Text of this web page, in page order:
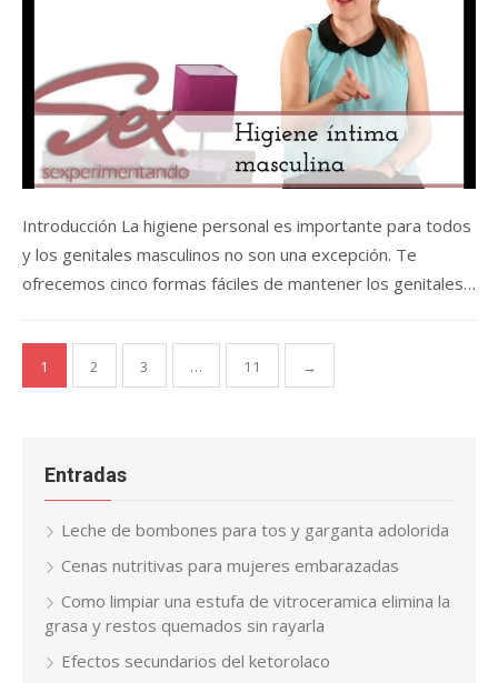
Introducción La higiene personal es importante para todos
y los genitales masculinos no son una excepción. Te
ofrecemos cinco formas fáciles de mantener los genitales…
Paginación
de
1 2 3 … 11 →
Entradas
Leche de bombones para tos y garganta adolorida
Cenas nutritivas para mujeres embarazadas
Como limpiar una estufa de vitroceramica elimina la
grasa y restos quemados sin rayarla
Efectos secundarios del ketorolaco